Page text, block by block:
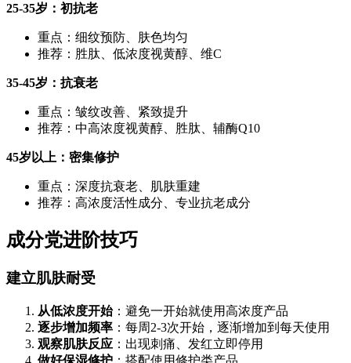
25-35岁：初抗老
重点：细纹预防、肤色均匀
推荐：胜肽、低浓度视黄醇、维C
35-45岁：抗衰老
重点：皱纹改善、紧致提升
推荐：中高浓度视黄醇、胜肽、辅酶Q10
45岁以上：密集修护
重点：深度抗衰老、肌肤重建
推荐：高浓度活性成分、专业抗老成分
成分党进阶技巧
建立肌肤耐受
从低浓度开始：避免一开始就使用高浓度产品
逐步增加频率 ：每周2-3次开始，逐渐增加到每天使用
观察肌肤反应 ：出现刺痛、发红立即停用
做好保湿修护 ：搭配使用修护类产品